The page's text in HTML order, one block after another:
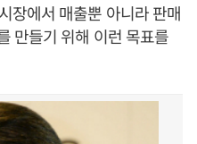
장에서 매출뿐 아니라 판매
만들기 위해 이런 목표를